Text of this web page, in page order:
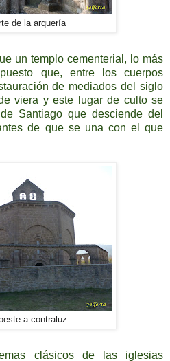
de la arquería
un templo cementerial, lo más
que, entre los cuerpos
de mediados del siglo
viera y este lugar de culto se
Santiago que desciende del
de que se una con el que
a contraluz
clásicos de las iglesias